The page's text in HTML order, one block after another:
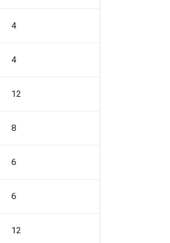
4
4
12
8
6
6
12